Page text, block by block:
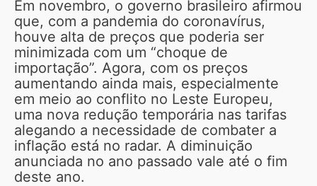
Em novembro, o governo brasileiro afirmou
que, com a pandemia do coronavírus,
houve alta de preços que poderia ser
minimizada com um “choque de
importação”. Agora, com os preços
aumentando ainda mais, especialmente
em meio ao conflito no Leste Europeu,
uma nova redução temporária nas tarifas
alegando a necessidade de combater a
inflação está no radar. A diminuição
anunciada no ano passado vale até o fim
deste ano.